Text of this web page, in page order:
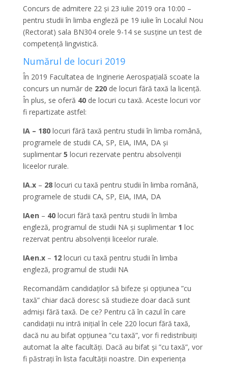
Concurs de admitere 22 și 23 iulie 2019 ora 10:00 –
pentru studii în limba engleză pe 19 iulie în Localul Nou
(Rectorat) sala BN304 orele 9-14 se susține un test de
competență lingvistică.
Numărul de locuri 2019
În 2019 Facultatea de Inginerie Aerospațială scoate la
concurs un număr de 220de locuri fără taxă la licență.
În plus, se oferă 40de locuri cu taxă. Aceste locuri vor
fi repartizate astfel:
IA – 180locuri fără taxă pentru studii în limba română,
programele de studii CA, SP, EIA, IMA, DA și
suplimentar 5 locuri rezervate pentru absolvenții
liceelor rurale.
IA.x– 28locuri cu taxă pentru studii în limba română,
programele de studii CA, SP, EIA, IMA, DA
IAen – 40locuri fără taxă pentru studii în limba
engleză, programul de studii NA și suplimentar 1 loc
rezervat pentru absolvenții liceelor rurale.
IAen.x– 12locuri cu taxă pentru studii în limba
engleză, programul de studii NA
Recomandăm candidaților să bifeze și opțiunea ”cu
taxă” chiar dacă doresc să studieze doar dacă sunt
admiși fără taxă. De ce? Pentru că în cazul în care
candidații nu intră inițial în cele 220 locuri fără taxă,
dacă nu au bifat opțiunea ”cu taxă”, vor fi redistribuiți
automat la alte facultăți. Dacă au bifat și ”cu taxă”, vor
fi păstrați în lista facultății noastre. Din experiența